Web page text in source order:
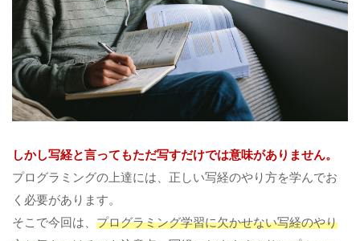
しかし写経と言ってもただ写すだけでは意味がありません。
プログラミングの上達には、正しい写経のやり方を学んでお
く必要があります。
そこで今回は、 プログラミング学習に欠かせない写経のやり